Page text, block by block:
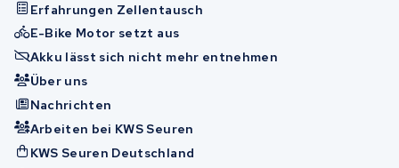
Erfahrungen Zellentausch
E-Bike Motor setzt aus
Akku lässt sich nicht mehr entnehmen
Über uns
Nachrichten
Arbeiten bei KWS Seuren
KWS Seuren Deutschland